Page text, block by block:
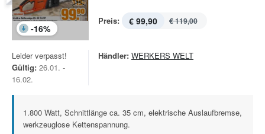
-16%
Preis: € 99,90 € 119,00
Leider verpasst!
Gültig: 26.01. -
16.02.
Händler: WERKERS WELT
1.800 Watt, Schnittlänge ca. 35 cm, elektrische Auslaufbremse,
werkzeuglose Kettenspannung.